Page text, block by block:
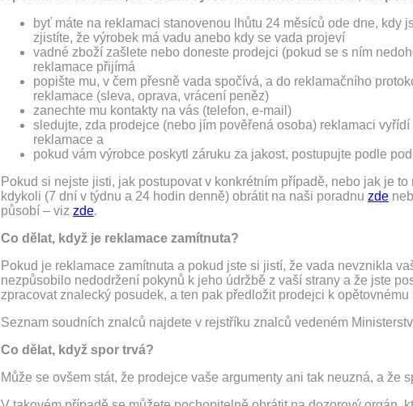
byť máte na reklamaci stanovenou lhůtu 24 měsíců ode dne, kdy
zjistíte, že výrobek má vadu anebo kdy se vada projeví
vadné zboží zašlete nebo doneste prodejci (pokud se s ním
reklamace přijímá
popište mu, v čem přesně vada spočívá, a do reklamačního
reklamace (sleva, oprava, vrácení peněz)
zanechte mu kontakty na vás (telefon, e-mail)
sledujte, zda prodejce (nebo jím pověřená osoba) reklamaci
reklamace a
pokud vám výrobce poskytl záruku za jakost, postupujte podle
Pokud si nejste jisti, jak postupovat v konkrétním případě, nebo jak je
kdykoli (7 dní v týdnu a 24 hodin denně) obrátit na naši poradnu zde
působí – viz zde.
Co dělat, když je reklamace zamítnuta?
Pokud je reklamace zamítnuta a pokud jste si jistí, že vada nevznikla
nezpůsobilo nedodržení pokynů k jeho údržbě z vaší strany a že jste
zpracovat znalecký posudek, a ten pak předložit prodejci k
Seznam soudních znalců najdete v rejstříku znalců vedeném
Co dělat, když spor trvá?
Může se ovšem stát, že prodejce vaše argumenty ani tak neuzná, a že